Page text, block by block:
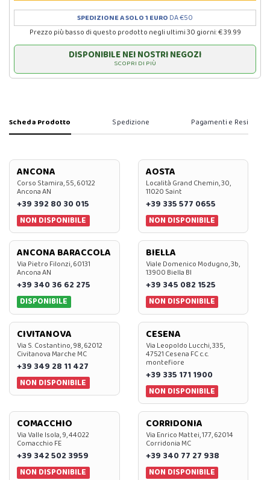
SPEDIZIONE A SOLO 1 EURO DA €50
Prezzo più basso di questo prodotto negli ultimi 30 giorni: € 39.99
DISPONIBILE NEI NOSTRI NEGOZI
SCOPRI DI PIÙ
Scheda Prodotto Spedizione Pagamenti e Resi
ANCONA
Corso Stamira, 55, 60122
Ancona AN
+39 392 80 30 015
NON DISPONIBILE
AOSTA
Località Grand Chemin, 30,
11020 Saint
+39 335 577 0655
NON DISPONIBILE
ANCONA BARACCOLA
Via Pietro Filonzi, 60131
Ancona AN
+39 340 36 62 275
DISPONIBILE
BIELLA
Viale Domenico Modugno, 3b,
13900 Biella BI
+39 345 082 1525
NON DISPONIBILE
CIVITANOVA
Via S. Costantino, 98, 62012
Civitanova Marche MC
+39 349 28 11 427
NON DISPONIBILE
CESENA
Via Leopoldo Lucchi, 335,
47521 Cesena FC c.c.
montefiore
+39 335 171 1900
NON DISPONIBILE
COMACCHIO
Via Valle Isola, 9, 44022
Comacchio FE
+39 342 502 3959
NON DISPONIBILE
CORRIDONIA
Via Enrico Mattei, 177, 62014
Corridonia MC
+39 340 77 27 938
NON DISPONIBILE